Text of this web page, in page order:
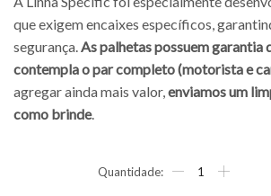
que exigem encaixes específicos,
segurança.As palhetas possuem garantia
contempla o par completo (motorista e
agregar ainda mais valor,enviamos um
como brinde.